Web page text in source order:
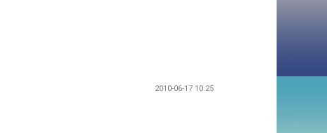
2010-06-17 10:25